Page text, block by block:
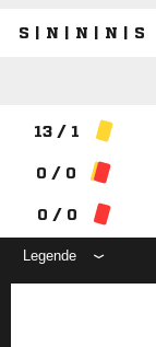
S | N | N | N | S
13 / 1
0 / 0
0 / 0
Legende